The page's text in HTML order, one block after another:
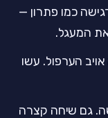
כמו פתרון —
המעגל.
הערפול. עשו
גם שיחה קצרה